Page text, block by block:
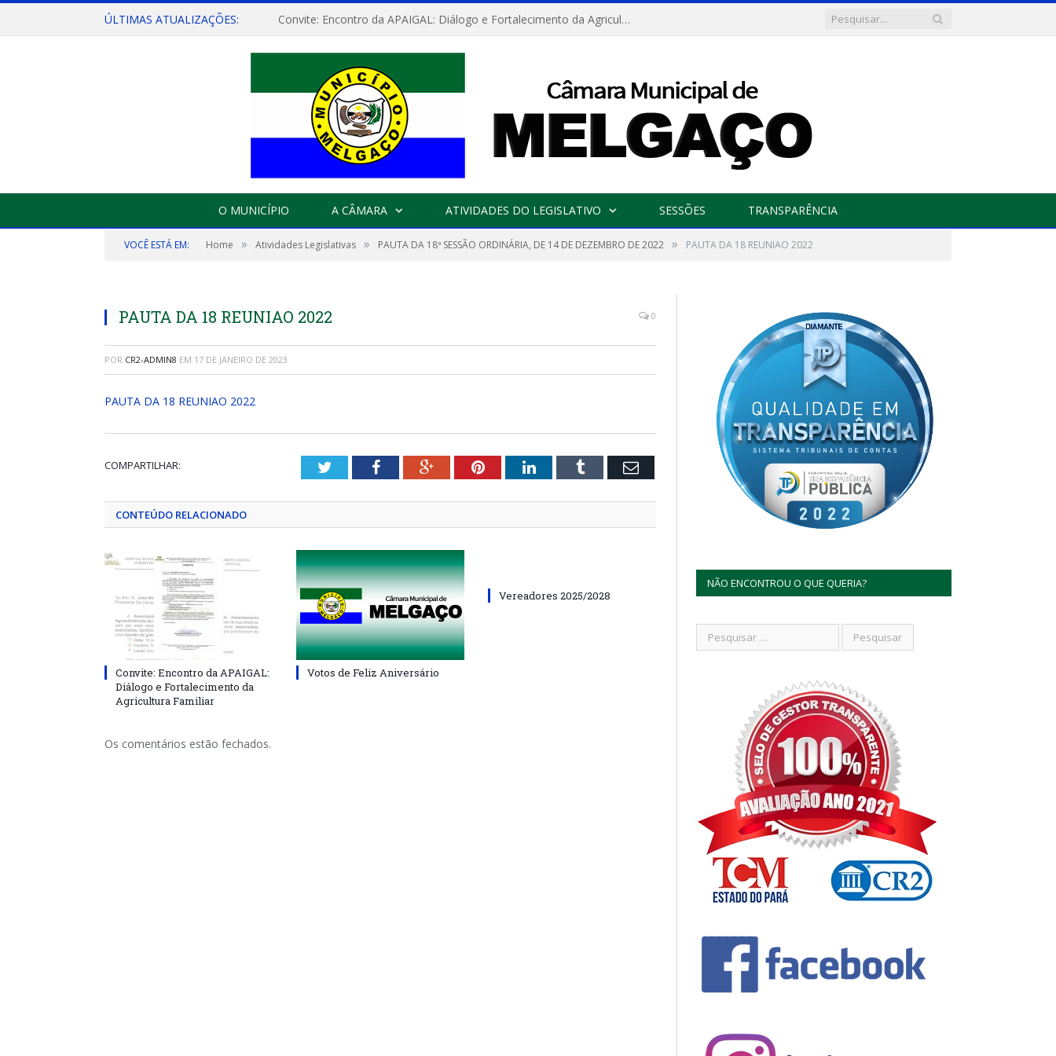
ÚLTIMAS ATUALIZAÇÕES: Convite: Encontro da APAIGAL: Diálogo e Fortalecimento da Agricultura Familiar
O MUNICÍPIO A CÂMARA ATIVIDADES DO LEGISLATIVO SESSÕES TRANSPARÊNCIA
VOCÊ ESTÁ EM: Home » Atividades Legislativas » PAUTA DA 18ª SESSÃO ORDINÁRIA, DE 14 DE DEZEMBRO DE 2022 » PAUTA DA 18 REUNIAO 2022
PAUTA DA 18 REUNIAO 2022 0
POR CR2-ADMIN8 EM 17 DE JANEIRO DE 2023
PAUTA DA 18 REUNIAO 2022
COMPARTILHAR: TwitterFacebookGoogle+PinterestLinkedInTumblr Email
CONTEÚDO RELACIONADO
Convite: Encontro da APAIGAL:
Diálogo e Fortalecimento da
Agricultura Familiar
Votos de Feliz Aniversário
Vereadores 2025/2028
Os comentários estão fechados.
NÃO ENCONTROU O QUE QUERIA?